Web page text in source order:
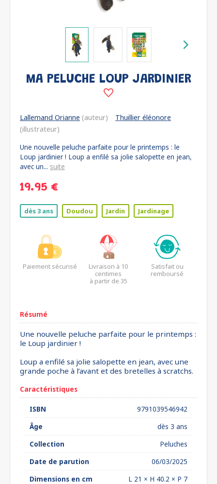
MA PELUCHE LOUP JARDINIER
Lallemand Orianne (auteur)
Thuillier éléonore
(illustrateur)
Une nouvelle peluche parfaite pour le printemps : le
Loup jardinier ! Loup a enfilé sa jolie salopette en jean,
avec un... suite
19.95 €
dès 3 ans Doudou Jardin Jardinage
Paiement sécurisé
Livraison à 10
centimes
à partir de 35
Satisfait ou
remboursé
Résumé
Une nouvelle peluche parfaite pour le printemps :
le Loup jardinier !
Loup a enfilé sa jolie salopette en jean, avec une
grande poche à l’avant et des bretelles à scratchs.
Caractéristiques
ISBN
9791039546942
Âge
dès 3 ans
Collection
Peluches
Date de parution
06/03/2025
Dimensions en cm
L 21 × H 40.2 × P 7